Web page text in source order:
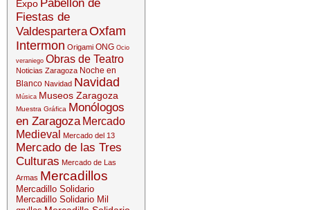
Expo Pabellón de
Fiestas de
ValdesparteraOxfam
Intermon Origami ONG Ocio
veraniego Obras de Teatro
Noticias Zaragoza Noche en
Blanco Navidad Navidad
Música Museos Zaragoza
Muestra Gráfica Monólogos
en Zaragoza Mercado
Medieval
Mercado del 13
Mercado de las Tres
Culturas Mercado de Las
Armas Mercadillos
Mercadillo Solidario
Mercadillo Solidario Mil